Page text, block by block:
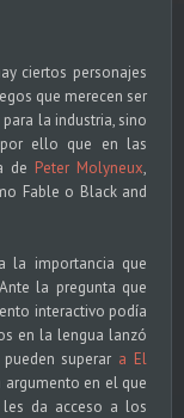
ciertos personajes
que merecen ser
la industria, sino
por ello que en las
de Peter Molyneux,
Fable o Black and
la importancia que
la pregunta que
interactivo podía
en la lengua lanzó
superar a El
en el que
da acceso a los